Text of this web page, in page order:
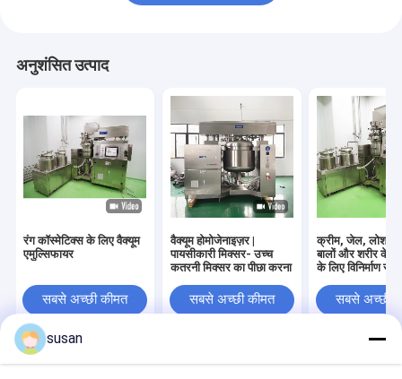
अनुशंसित उत्पाद
रंग कॉस्मेटिक्स के लिए वैक्यूम
एमुल्सिफायर
सबसे अच्छी कीमत
वैक्यूम होमोजेनाइज़र |
पायसीकारी मिक्सर- उच्च
कतरनी मिक्सर का पीछा करना
सबसे अच्छी कीमत
क्रीम, जेल, लोशन,
बालों और शरीर के
के लिए विनिर्माण
सबसे अच्छी
होम हमारे बारे में हमसे संपर्क करें
Desktop Site
susan